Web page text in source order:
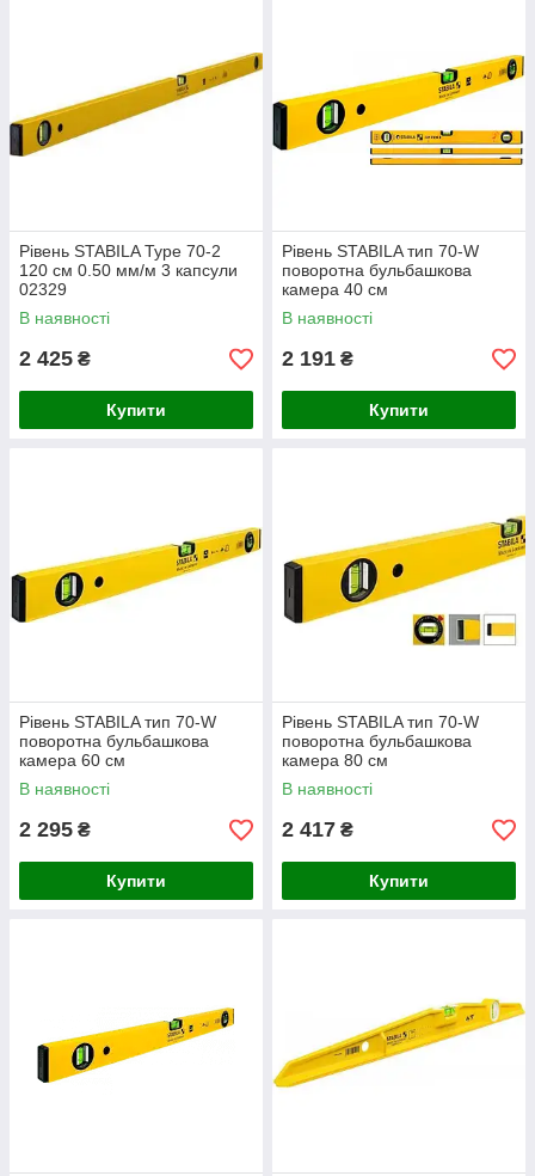
Рівень STABILA Type 70-2
120 см 0.50 мм/м 3 капсули
02329
В наявності
2 425 ₴
Купити
Рівень STABILA тип 70-W
поворотна бульбашкова
камера 40 см
В наявності
2 191 ₴
Купити
Рівень STABILA тип 70-W
поворотна бульбашкова
камера 60 см
В наявності
2 295 ₴
Купити
Рівень STABILA тип 70-W
поворотна бульбашкова
камера 80 см
В наявності
2 417 ₴
Купити